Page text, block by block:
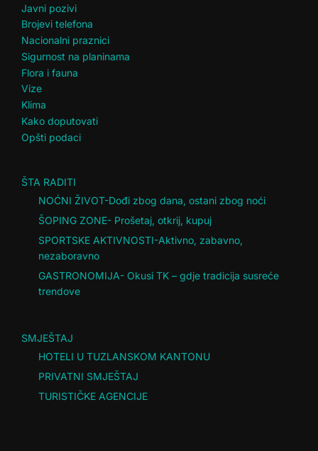
Javni pozivi
Brojevi telefona
Nacionalni praznici
Sigurnost na planinama
Flora i fauna
Vize
Klima
Kako doputovati
Opšti podaci
ŠTA RADITI
NOĆNI ŽIVOT-Dođi zbog dana, ostani zbog noći
ŠOPING ZONE- Prošetaj, otkrij, kupuj
SPORTSKE AKTIVNOSTI-Aktivno, zabavno,
nezaboravno
GASTRONOMIJA- Okusi TK – gdje tradicija susreće
trendove
SMJEŠTAJ
HOTELI U TUZLANSKOM KANTONU
PRIVATNI SMJEŠTAJ
TURISTIČKE AGENCIJE